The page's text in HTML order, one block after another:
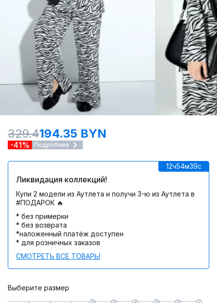
329.4194.35 BYN
-41% Подробнее
12ч54м39c
Ликвидация коллекций!
Купи 2 модели из Аутлета и получи 3-ю из Аутлета в
#ПОДАРОК 🔥
* без примерки
* без возврата
*наложенный платёж доступен
* для розничных заказов
СМОТРЕТЬ ВСЕ ТОВАРЫ
Выберите размер